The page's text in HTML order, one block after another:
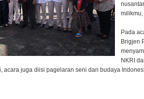
Pada
Brigjen
NKRI
acara juga diisi pagelaran seni dan budaya